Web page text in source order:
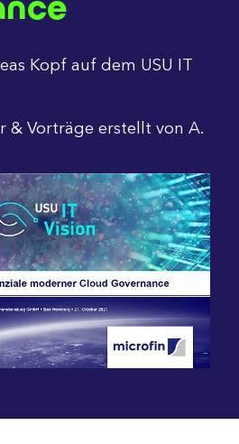
Kopf auf dem USU IT
& Vorträge erstellt von A.